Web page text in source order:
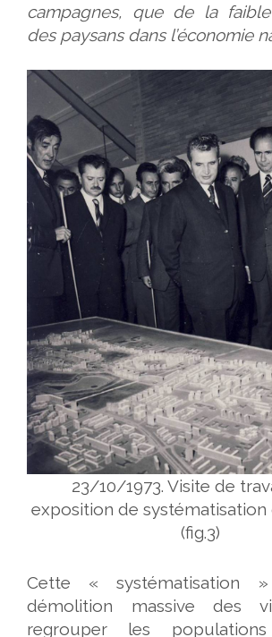
campagnes, que de la
des paysans dans l’économie
23/10/1973. Visite de
exposition de systématisation
(fig.3)
Cette « systématisation
démolition massive des
regrouper les